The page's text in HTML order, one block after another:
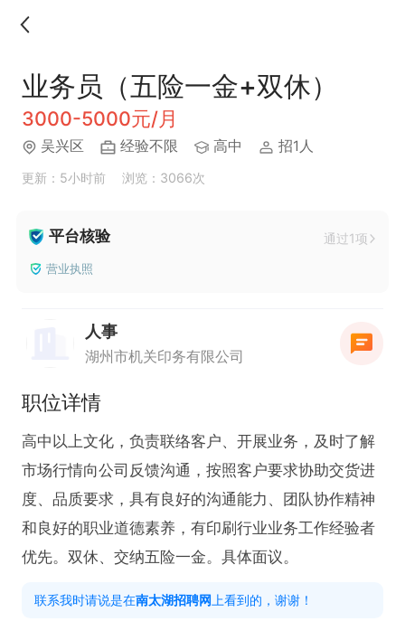
业务员（五险一金+双休）
3000-5000元/月
吴兴区 经验不限 高中 招1人
更新：5小时前 浏览：3066次
平台核验 通过1项
营业执照
人事
湖州市机关印务有限公司
职位详情
高中以上文化，负责联络客户、开展业务，及时了解
市场行情向公司反馈沟通，按照客户要求协助交货进
度、品质要求，具有良好的沟通能力、团队协作精神
和良好的职业道德素养，有印刷行业业务工作经验者
优先。双休、交纳五险一金。具体面议。
联系我时请说是在南太湖招聘网 上看到的，谢谢！